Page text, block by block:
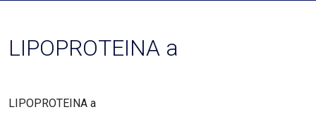
LIPOPROTEINA a
LIPOPROTEINA a